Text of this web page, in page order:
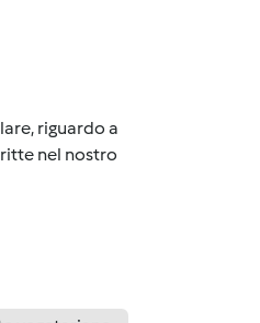
riguardo a
nel nostro